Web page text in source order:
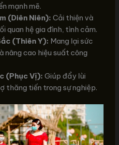
mạnh mẽ.
(Diên Niên): Cải thiện và
quan hệ gia đình, tình cảm.
(Thiên Y): Mang lại sức
nâng cao hiệu suất công
(Phục Vị): Giúp đẩy lùi
thăng tiến trong sự nghiệp.